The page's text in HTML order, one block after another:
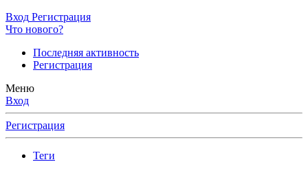
Вход Регистрация
Что нового?
Последняя активность
Регистрация
Меню
Вход
Регистрация
Теги